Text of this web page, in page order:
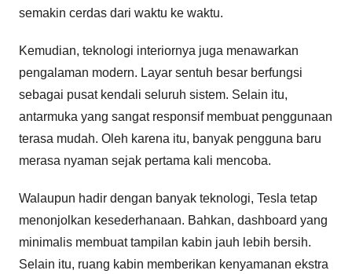
semakin cerdas dari waktu ke waktu.
Kemudian, teknologi interiornya juga menawarkan
pengalaman modern. Layar sentuh besar berfungsi
sebagai pusat kendali seluruh sistem. Selain itu,
antarmuka yang sangat responsif membuat penggunaan
terasa mudah. Oleh karena itu, banyak pengguna baru
merasa nyaman sejak pertama kali mencoba.
Walaupun hadir dengan banyak teknologi, Tesla tetap
menonjolkan kesederhanaan. Bahkan, dashboard yang
minimalis membuat tampilan kabin jauh lebih bersih.
Selain itu, ruang kabin memberikan kenyamanan ekstra